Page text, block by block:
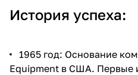
История успеха:
1965 год: Основание
Equipment в США. Первые
недели
8 800